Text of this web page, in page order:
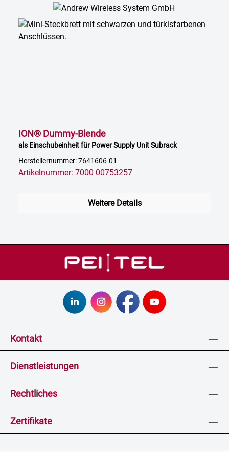
ION® Dummy-Blende
als Einschubeinheit für Power Supply Unit Subrack
Herstellernummer: 7641606-01
Artikelnummer: 7000 00753257
Weitere Details
Kontakt
Dienstleistungen
Rechtliches
Zertifikate